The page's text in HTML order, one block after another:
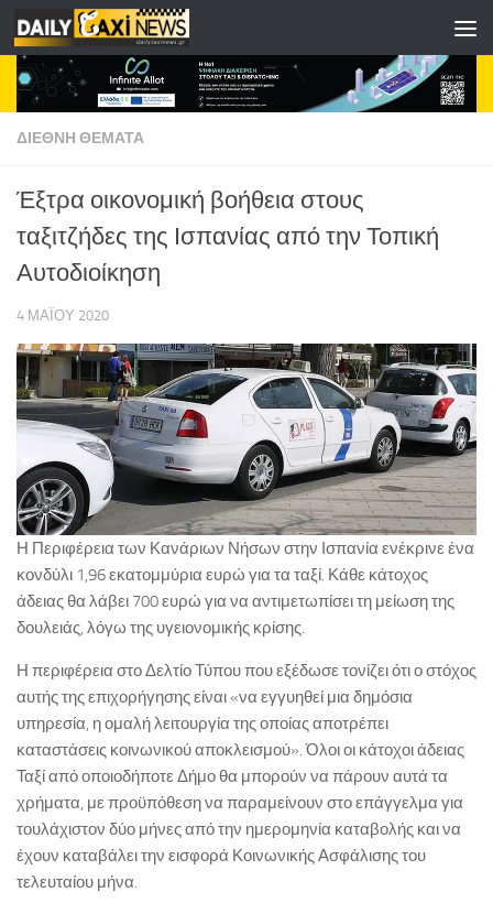
Skip to content
ΔΙΕΘΝΗ ΘΕΜΑΤΑ
Έξτρα οικονομική βοήθεια στους
ταξιτζήδες της Ισπανίας από την Τοπική
Αυτοδιοίκηση
4 ΜΑΪ́ΟΥ 2020
Η Περιφέρεια των Κανάριων Νήσων στην Ισπανία ενέκρινε ένα
κονδύλι 1,96 εκατομμύρια ευρώ για τα ταξί. Κάθε κάτοχος
άδειας θα λάβει 700 ευρώ για να αντιμετωπίσει τη μείωση της
δουλειάς, λόγω της υγειονομικής κρίσης.
Η περιφέρεια στο Δελτίο Τύπου που εξέδωσε τονίζει ότι ο στόχος
αυτής της επιχορήγησης είναι «να εγγυηθεί μια δημόσια
υπηρεσία, η ομαλή λειτουργία της οποίας αποτρέπει
καταστάσεις κοινωνικού αποκλεισμού». Όλοι οι κάτοχοι άδειας
Ταξί από οποιοδήποτε Δήμο θα μπορούν να πάρουν αυτά τα
χρήματα, με προϋπόθεση να παραμείνουν στο επάγγελμα για
τουλάχιστον δύο μήνες από την ημερομηνία καταβολής και να
έχουν καταβάλει την εισφορά Κοινωνικής Ασφάλισης του
τελευταίου μήνα.